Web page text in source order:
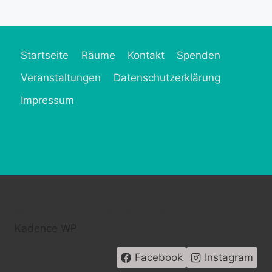
Startseite Räume Kontakt
Spenden
Veranstaltungen
Datenschutzerklärung
Impressum
Facebook Instagram